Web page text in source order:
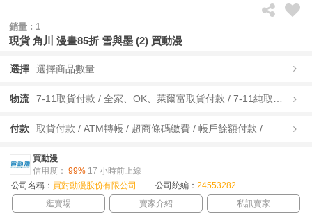
銷量 : 1
現貨 角川 漫畫85折 雪與墨 (2) 買動漫
選擇 選擇商品數量
物流
付款 取貨付款 / ATM轉帳 / 超商條碼繳費 / 帳戶餘額付款 /
買動漫
信用度： 99% 17 小時前上線
公司名稱： 買對動漫股份有限公司 公司統編： 24553282
逛賣場
賣家介紹 私訊賣家